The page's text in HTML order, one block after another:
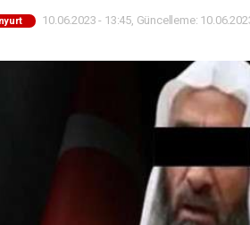
10.06.2023 - 13:45, Güncelleme: